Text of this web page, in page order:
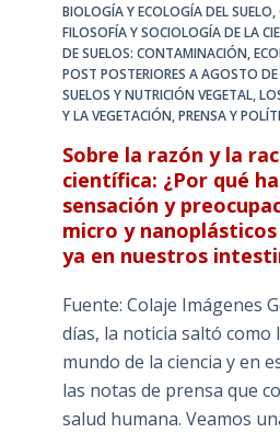
BIOLOGÍA Y ECOLOGÍA DEL SUELO,
FILOSOFÍA Y SOCIOLOGÍA DE LA
DE SUELOS: CONTAMINACIÓN,
POST POSTERIORES A AGOSTO
SUELOS Y NUTRICIÓN VEGETAL,
Y LA VEGETACIÓN,PRENSA Y
Sobre la razón y la
científica: ¿Por qué
sensación y
micro y
ya en nuestros
Fuente: Colaje Imágenes
días, la noticia saltó como
mundo de la ciencia y en
las notas de prensa que
salud humana. Veamos